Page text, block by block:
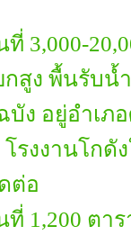
3,000-
สูง พื้นรับน้
ง อยู่อำเภ
โรงงานโก
ต่อ
1,200 ตาร